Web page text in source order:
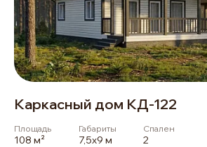
Каркасный дом КД-122
Площадь
108 м²
Габариты
7,5х9 м
Спален
2